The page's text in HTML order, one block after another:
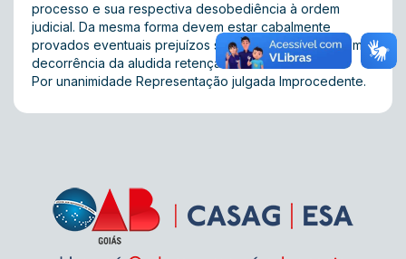
processo e sua respectiva desobediência à ordem
judicial. Da mesma forma devem estar cabalmente
provados eventuais prejuízos sofridos pelas partes em
decorrência da aludida retenção abusiva. ACORDÃO:
Por unanimidade Representação julgada Improcedente.